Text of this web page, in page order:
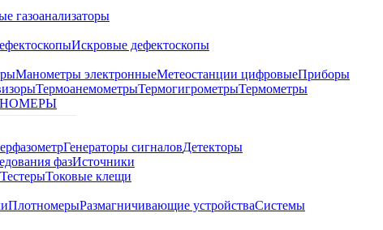
газоанализаторы
Искровые дефектоскопы
Манометры электронныеМетеостанции цифровыеПриборы
ТермоанемометрыТермогигрометрыТермометры
Генераторы сигналовДетекторы
фазИсточники
ТестерыТоковые клещи
ПлотномерыРазмагничивающие устройстваСистемы